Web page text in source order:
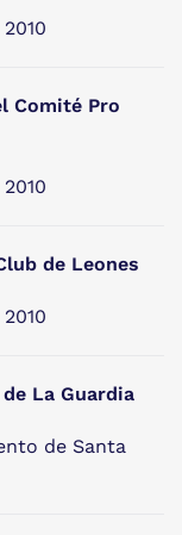
Comité Pro
de Leones
La Guardia
de Santa